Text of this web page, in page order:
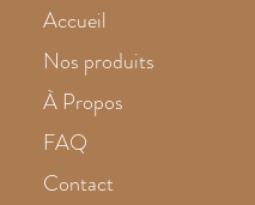
Accueil
Nos produits
À Propos
FAQ
Contact